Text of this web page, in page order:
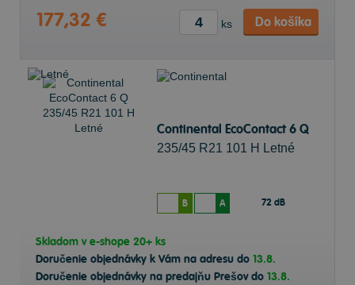
177,32 € ks Do košíka
Continental EcoContact 6 Q
235/45 R21 101 H Letné
B A 72 dB
Skladom ve-shope 20+ ks
Doručenie objednávky k Vám na adresu do 13.8.
Doručenie objednávky na predajňu Prešov do 13.8.